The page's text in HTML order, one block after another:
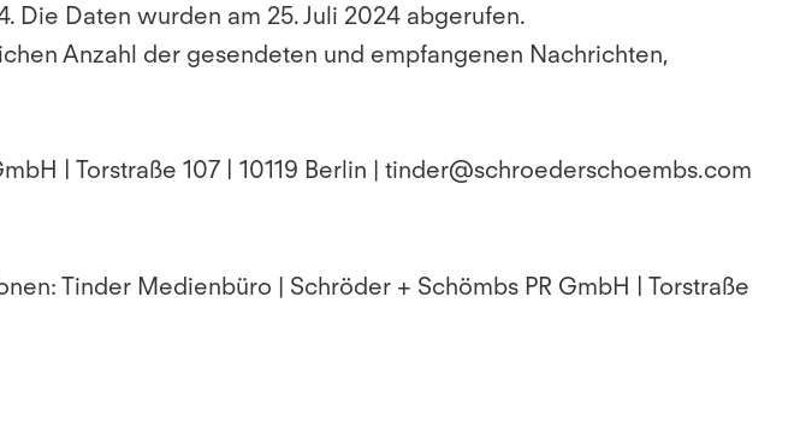
Die Daten wurden am 25. Juli 2024 abgerufen.
Anzahl der gesendeten und empfangenen Nachrichten,
| Torstraße 107 | 10119 Berlin | tinder@schroederschoembs.com
Tinder Medienbüro | Schröder + Schömbs PR GmbH | Torstraße